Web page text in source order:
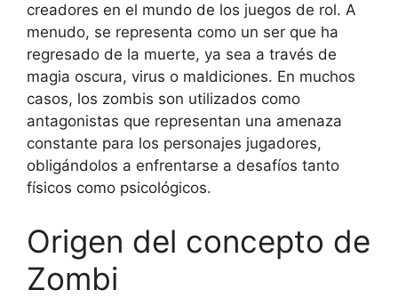
creadores en el mundo de los juegos de rol. A
menudo, se representa como un ser que ha
regresado de la muerte, ya sea a través de
magia oscura, virus o maldiciones. En muchos
casos, los zombis son utilizados como
antagonistas que representan una amenaza
constante para los personajes jugadores,
obligándolos a enfrentarse a desafíos tanto
físicos como psicológicos.
Origen del concepto de
Zombi